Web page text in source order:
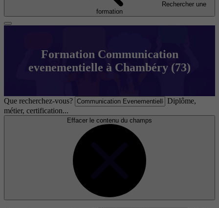
Rechercher une
formation
Formation Communication
evenementielle à Chambéry (73)
Que recherchez-vous?
Diplôme,
métier, certification...
Effacer le contenu du champs